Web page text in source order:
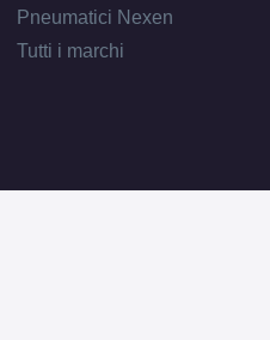
Pneumatici Nexen
Tutti i marchi